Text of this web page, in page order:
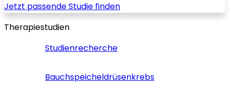
Jetzt passende Studie finden
Therapiestudien
Studienrecherche
Bauchspeicheldrüsenkrebs